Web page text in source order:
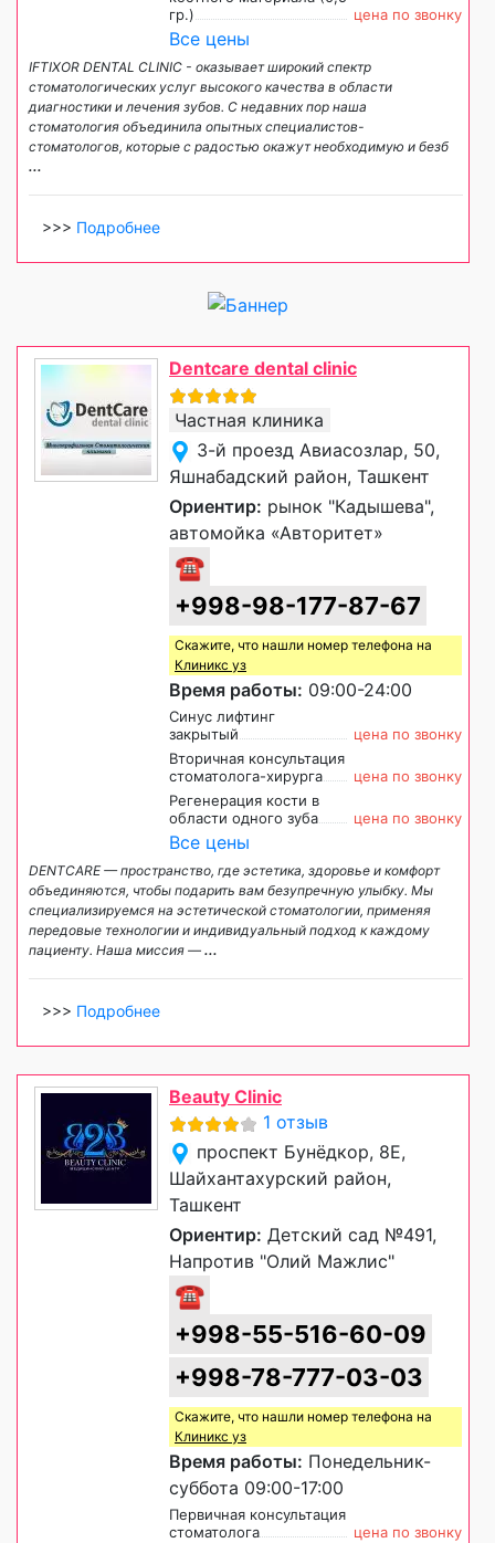
гр.)
цена по звонку
Все цены
IFTIXOR DENTAL CLINIC - оказывает широкий спектр
стоматологических услуг высокого качества в области
диагностики и лечения зубов. С недавних пор наша
стоматология объединила опытных специалистов-
стоматологов, которые с радостью окажут необходимую и безб
...
>>> Подробнее
Dentcare dental clinic
Частная клиника
3-й проезд Авиасозлар, 50,
Яшнабадский район, Ташкент
Ориентир: рынок "Кадышева",
автомойка «Авторитет»
☎
+998-98-177-87-67
Скажите, что нашли номер телефона на
Клиникс уз
Время работы: 09:00-24:00
Синус лифтинг
закрытый
цена по звонку
Вторичная консультация
стоматолога-хирурга
цена по звонку
Регенерация кости в
области одного зуба
цена по звонку
Все цены
DENTCARE — пространство, где эстетика, здоровье и комфорт
объединяются, чтобы подарить вам безупречную улыбку. Мы
специализируемся на эстетической стоматологии, применяя
передовые технологии и индивидуальный подход к каждому
пациенту. Наша миссия — ...
>>> Подробнее
Beauty Clinic
1 отзыв
проспект Бунёдкор, 8Е,
Шайхантахурский район,
Ташкент
Ориентир: Детский сад №491,
Напротив "Олий Мажлис"
☎
+998-55-516-60-09
+998-78-777-03-03
Скажите, что нашли номер телефона на
Клиникс уз
Время работы: Понедельник-
суббота 09:00-17:00
Первичная консультация
стоматолога
цена по звонку